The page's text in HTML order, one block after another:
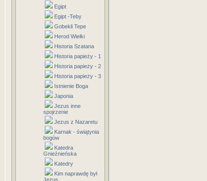
Egipt
Egipt -Teby
Gobekli Tepe
Herod Wielki
Historia Szatana
Historia papieży - 1
Historia papieży - 2
Historia papieży - 3
Istnienie Boga
Japonia
Jezus inne
spojrzenie
Jezus z Nazaretu
Karnak - świątynia
bogów
Katedra
Gnieźnieńska
Katedry
Kim naprawdę był
Jezus